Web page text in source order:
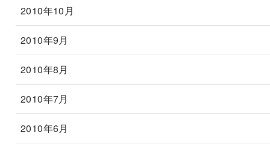
2010年10月
2010年9月
2010年8月
2010年7月
2010年6月